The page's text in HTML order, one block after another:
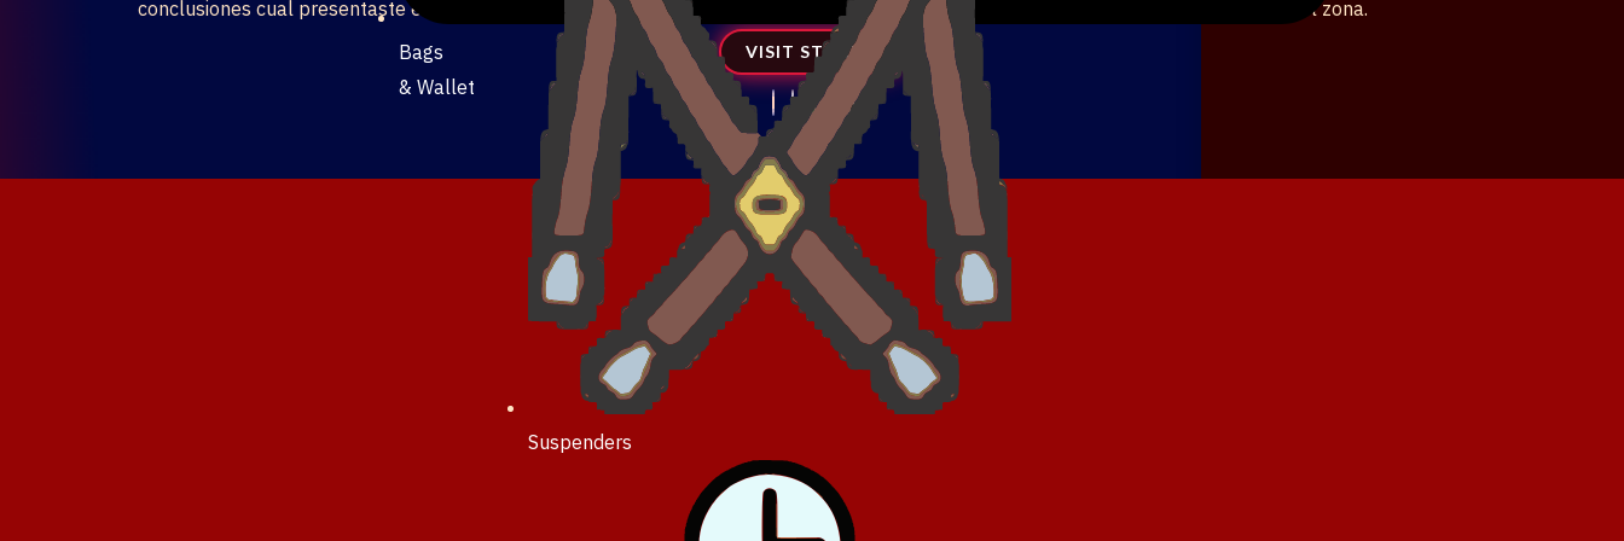
Bags
& Wallet
Suspenders
conclusiones cual presentaste en su empleo. Es sumamente trascendente que determines una metodología que quieres usar según el zona.
VISIT STORE